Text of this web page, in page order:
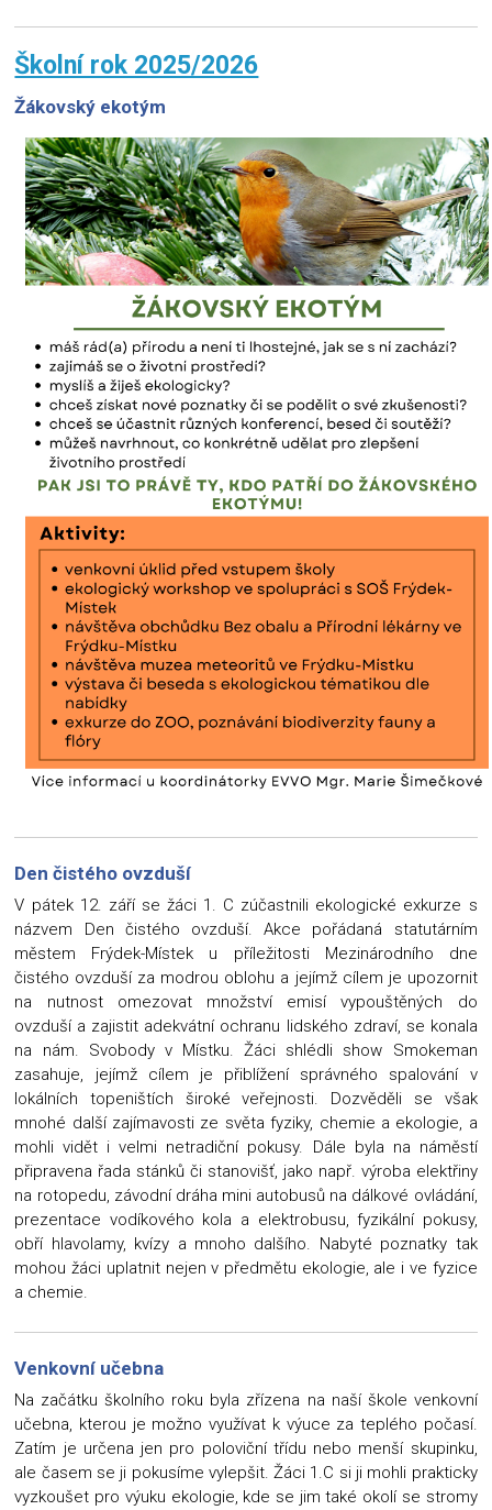
Školní rok 2025/2026
Žákovský ekotým
Den čistého ovzduší
V pátek 12. září se žáci 1. C zúčastnili ekologické exkurze s
názvem Den čistého ovzduší. Akce pořádaná statutárním
městem Frýdek-Místek u příležitosti Mezinárodního dne
čistého ovzduší za modrou oblohu a jejímž cílem je upozornit
na nutnost omezovat množství emisí vypouštěných do
ovzduší a zajistit adekvátní ochranu lidského zdraví, se konala
na nám. Svobody v Místku. Žáci shlédli show Smokeman
zasahuje, jejímž cílem je přiblížení správného spalování v
lokálních topeništích široké veřejnosti. Dozvěděli se však
mnohé další zajímavosti ze světa fyziky, chemie a ekologie, a
mohli vidět i velmi netradiční pokusy. Dále byla na náměstí
připravena řada stánků či stanovišť, jako např. výroba elektřiny
na rotopedu, závodní dráha mini autobusů na dálkové ovládání,
prezentace vodíkového kola a elektrobusu, fyzikální pokusy,
obří hlavolamy, kvízy a mnoho dalšího. Nabyté poznatky tak
mohou žáci uplatnit nejen v předmětu ekologie, ale i ve fyzice
a chemie.
Venkovní učebna
Na začátku školního roku byla zřízena na naší škole venkovní
učebna, kterou je možno využívat k výuce za teplého počasí.
Zatím je určena jen pro poloviční třídu nebo menší skupinku,
ale časem se ji pokusíme vylepšit. Žáci 1.C si ji mohli prakticky
vyzkoušet pro výuku ekologie, kde se jim také okolí se stromy